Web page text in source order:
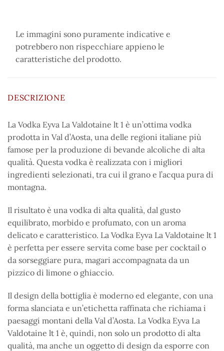
Le immagini sono puramente indicative e
potrebbero non rispecchiare appieno le
caratteristiche del prodotto.
DESCRIZIONE
La Vodka Eyva La Valdotaine lt 1 è un’ottima vodka
prodotta in Val d’Aosta, una delle regioni italiane più
famose per la produzione di bevande alcoliche di alta
qualità. Questa vodka è realizzata con i migliori
ingredienti selezionati, tra cui il grano e l’acqua pura di
montagna.
Il risultato è una vodka di alta qualità, dal gusto
equilibrato, morbido e profumato, con un aroma
delicato e caratteristico. La Vodka Eyva La Valdotaine lt 1
è perfetta per essere servita come base per cocktail o
da sorseggiare pura, magari accompagnata da un
pizzico di limone o ghiaccio.
Il design della bottiglia è moderno ed elegante, con una
forma slanciata e un’etichetta raffinata che richiama i
paesaggi montani della Val d’Aosta. La Vodka Eyva La
Valdotaine lt 1 è, quindi, non solo un prodotto di alta
qualità, ma anche un oggetto di design da esporre con